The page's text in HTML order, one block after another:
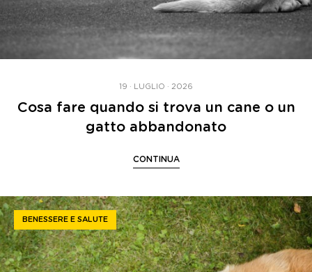
19 · LUGLIO · 2026
Cosa fare quando si trova un cane o un
gatto abbandonato
CONTINUA
BENESSERE E SALUTE